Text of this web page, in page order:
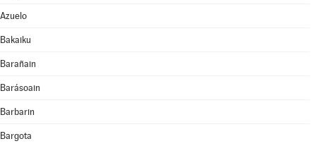
Azuelo
Bakaiku
Barañain
Barásoain
Barbarin
Bargota